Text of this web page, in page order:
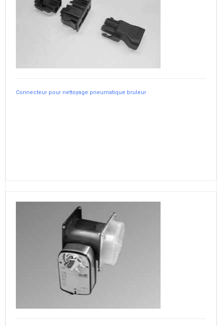
Connecteur pour nettoyage pneumatique bruleur